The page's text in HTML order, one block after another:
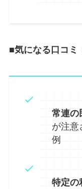
■気になる口コミ
常連の
が注意
例
特定の